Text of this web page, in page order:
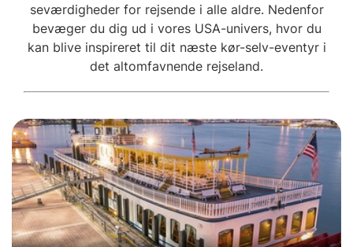
seværdigheder for rejsende i alle aldre. Nedenfor
bevæger du dig ud i vores USA-univers, hvor du
kan blive inspireret til dit næste kør-selv-eventyr i
det altomfavnende rejseland.